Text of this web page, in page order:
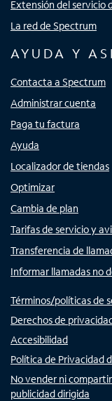
Extensión del servicio
La red de Spectrum
AYUDA Y
Contacta a Spectrum
Administrar cuenta
Paga tu factura
Ayuda
Localizador de tiendas
Optimizar
Cambia de plan
Tarifas de servicio y
Transferencia de
Informar llamadas no
Términos/políticas de
Derechos de
Accesibilidad
Política de Privacidad
No vender ni
publicidad dirigida